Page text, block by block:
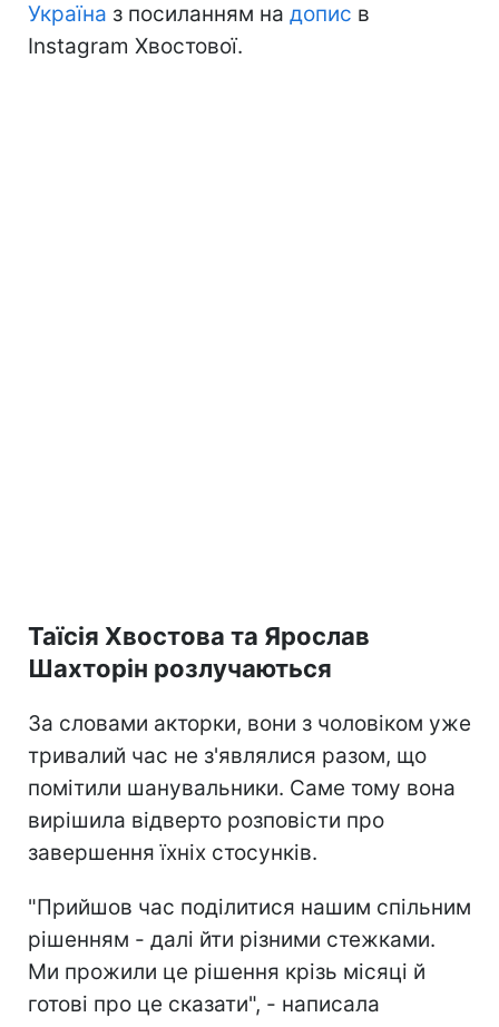
Україна з посиланням на допис в
Instagram Хвостової.
Таїсія Хвостова та Ярослав
Шахторін розлучаються
За словами акторки, вони з чоловіком уже
тривалий час не з'являлися разом, що
помітили шанувальники. Саме тому вона
вирішила відверто розповісти про
завершення їхніх стосунків.
"Прийшов час поділитися нашим спільним
рішенням - далі йти різними стежками.
Ми прожили це рішення крізь місяці й
готові про це сказати", - написала